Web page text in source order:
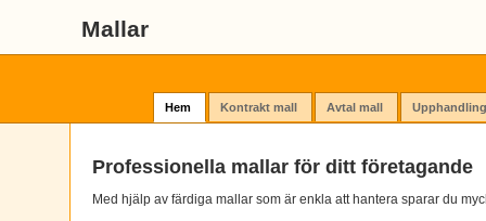
Mallar
Hem Kontrakt mall Avtal mall
Professionella mallar för ditt företagande
Med hjälp av färdiga mallar som är enkla att hantera sparar du